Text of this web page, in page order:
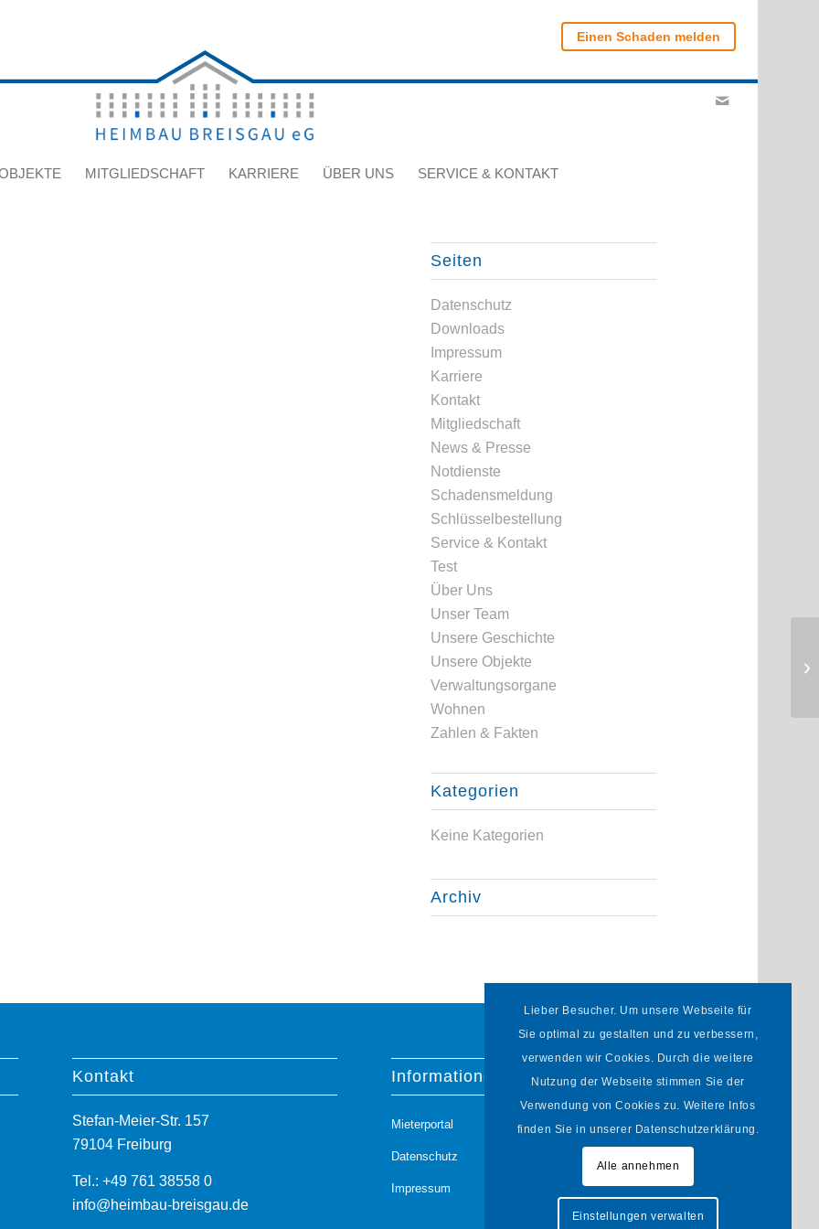
Einen Schaden melden
MITGLIEDSCHAFT KARRIERE ÜBER UNS SERVICE & KONTAKT
Seiten
Datenschutz
Downloads
Impressum
Karriere
Kontakt
Mitgliedschaft
News & Presse
Notdienste
Schadensmeldung
Schlüsselbestellung
Service & Kontakt
Test
Über Uns
Unser Team
Unsere Geschichte
Unsere Objekte
Verwaltungsorgane
Wohnen
Zahlen & Fakten
Kategorien
Keine Kategorien
Archiv
Kontakt
Stefan-Meier-Str. 157
79104 Freiburg
Tel.: +49 761 38558 0
info@heimbau-breisgau.de
Informationen
Mieterportal
Datenschutz
Impressum
Lieber Besucher. Um unsere Webseite für
Sie optimal zu gestalten und zu verbessern,
verwenden wir Cookies. Durch die weitere
Nutzung der Webseite stimmen Sie der
Verwendung von Cookies zu. Weitere Infos
finden Sie in unserer Datenschutzerklärung.
Alle annehmen
Einstellungen verwalten